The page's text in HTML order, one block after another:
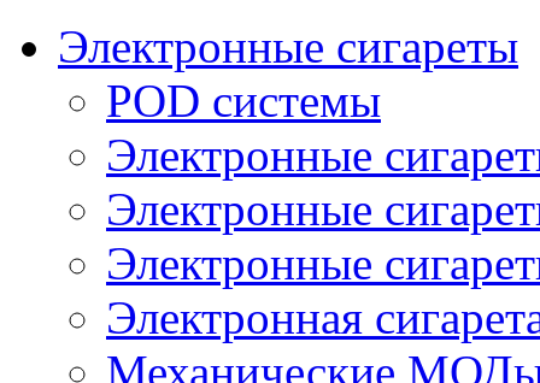
Электронные сигареты
POD системы
Электронные
Электронные
Электронные
Электронная
Механические